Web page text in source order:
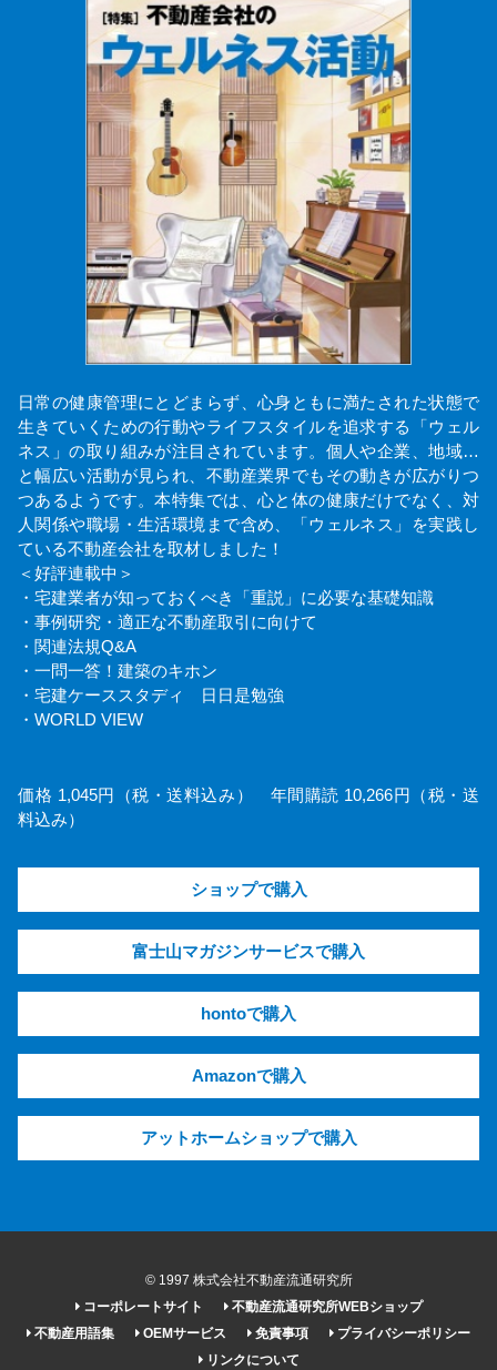
日常の健康管理にとどまらず、心身ともに満たされた状態で
生きていくための行動やライフスタイルを追求する「ウェル
ネス」の取り組みが注目されています。個人や企業、地域…
と幅広い活動が見られ、不動産業界でもその動きが広がりつ
つあるようです。本特集では、心と体の健康だけでなく、対
人関係や職場・生活環境まで含め、「ウェルネス」を実践し
ている不動産会社を取材しました！
＜好評連載中＞
・宅建業者が知っておくべき「重説」に必要な基礎知識
・事例研究・適正な不動産取引に向けて
・関連法規Q&A
・一問一答！建築のキホン
・宅建ケーススタディ 日日是勉強
・WORLD VIEW
価格 1,045円（税・送料込み） 年間購読 10,266円（税・送
料込み）
ショップで購入
富士山マガジンサービスで購入
hontoで購入
Amazonで購入
アットホームショップで購入
© 1997 株式会社不動産流通研究所
コーポレートサイト
不動産流通研究所WEBショップ
不動産用語集
OEMサービス 免責事項
プライバシーポリシー
リンクについて